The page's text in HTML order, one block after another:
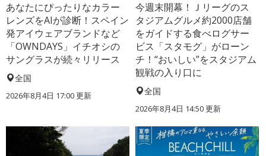
あなたにぴったりなカラー
レンズをAIが診断！スペイン
発アイウェアブランドなど
「OWNDAYS」イチオシの
サングラスが続々リリース
全国
2026年8月4日 17:00更新
今週末開幕！Ｊリーグのス
タジアムグルメ約2000店舗
をガイドする食べログサー
ビス「スタモグ」がローン
チ！“おいしい”をスタジアム
観戦の入り口に
全国
2026年8月4日 14:50更新